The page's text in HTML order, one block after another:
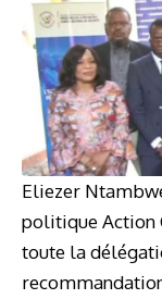
Eliezer
politique Action
toute la